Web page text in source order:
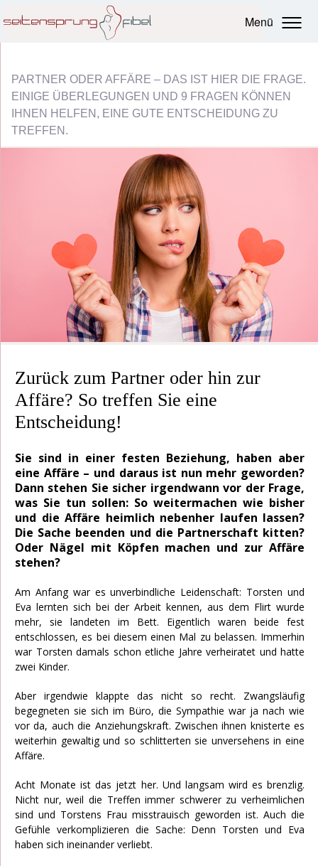
Menü
PARTNER ODER AFFÄRE – DAS IST HIER DIE FRAGE.
EINIGE ÜBERLEGUNGEN UND 9 FRAGEN KÖNNEN
IHNEN HELFEN, EINE GUTE ENTSCHEIDUNG ZU
TREFFEN.
Zurück zum Partner oder hin zur
Affäre? So treffen Sie eine
Entscheidung!
Sie sind in einer festen Beziehung, haben aber
eine Affäre – und daraus ist nun mehr geworden?
Dann stehen Sie sicher irgendwann vor der Frage,
was Sie tun sollen: So weitermachen wie bisher
und die Affäre heimlich nebenher laufen lassen?
Die Sache beenden und die Partnerschaft kitten?
Oder Nägel mit Köpfen machen und zur Affäre
stehen?
Am Anfang war es unverbindliche Leidenschaft: Torsten und
Eva lernten sich bei der Arbeit kennen, aus dem Flirt wurde
mehr, sie landeten im Bett. Eigentlich waren beide fest
entschlossen, es bei diesem einen Mal zu belassen. Immerhin
war Torsten damals schon etliche Jahre verheiratet und hatte
zwei Kinder.
Aber irgendwie klappte das nicht so recht. Zwangsläufig
begegneten sie sich im Büro, die Sympathie war ja nach wie
vor da, auch die Anziehungskraft. Zwischen ihnen knisterte es
weiterhin gewaltig und so schlitterten sie unversehens in eine
Affäre.
Acht Monate ist das jetzt her. Und langsam wird es brenzlig.
Nicht nur, weil die Treffen immer schwerer zu verheimlichen
sind und Torstens Frau misstrauisch geworden ist. Auch die
Gefühle verkomplizieren die Sache: Denn Torsten und Eva
haben sich ineinander verliebt.